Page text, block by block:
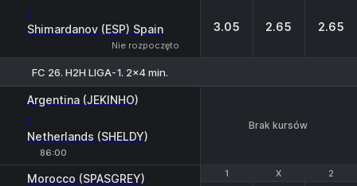
-
Shimardanov (ESP) Spain
Nie rozpoczęto
3.05 2.65 2.65
FC 26. H2H LIGA-1. 2x4 min.
Argentina (JEKINHO)
-
Netherlands (SHELDY)
86:00
Brak kursów
1 X 2
Morocco (SPASGREY) 1 X 2